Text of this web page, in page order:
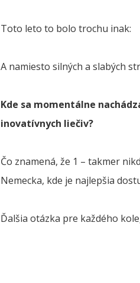
Toto leto to bolo trochu inak:
A namiesto silných a slabých
Kde sa momentálne
inovatívnych liečiv?
Čo znamená, že 1 – takmer
Nemecka, kde je najlepšia
Ďalšia otázka pre každého